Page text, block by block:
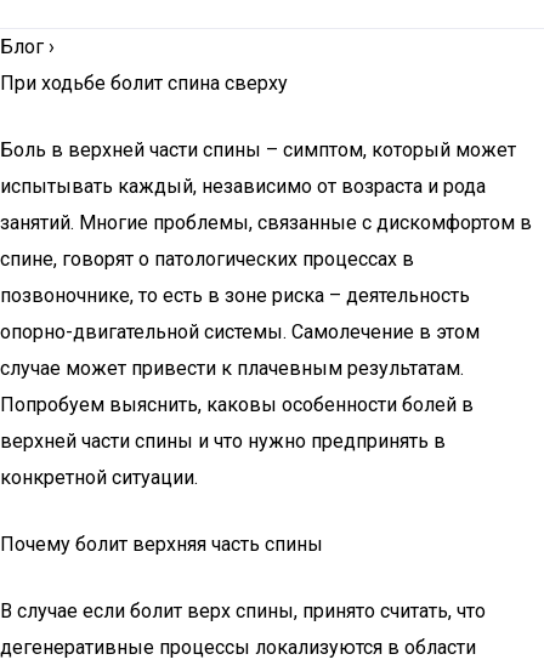
Блог ›
При ходьбе болит спина сверху
Боль в верхней части спины – симптом, который может
испытывать каждый, независимо от возраста и рода
занятий. Многие проблемы, связанные с дискомфортом в
спине, говорят о патологических процессах в
позвоночнике, то есть в зоне риска – деятельность
опорно-двигательной системы. Самолечение в этом
случае может привести к плачевным результатам.
Попробуем выяснить, каковы особенности болей в
верхней части спины и что нужно предпринять в
конкретной ситуации.
Почему болит верхняя часть спины
В случае если болит верх спины, принято считать, что
дегенеративные процессы локализуются в области